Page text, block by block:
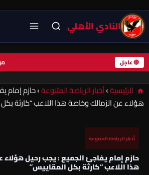
النادي الأهلي
🔴 عاجل
الرئيسية›أخبار الرياضة المتنوعة›حازم إمام
هؤلاء عن الزمالك وخاصة هذا اللاعب “كارثة
أخبار الرياضة المتنوعة
حازم إمام يفاجئ الجميع : يجب رحيل هؤلاء
هذا اللاعب “كارثة بكل المقاييس”